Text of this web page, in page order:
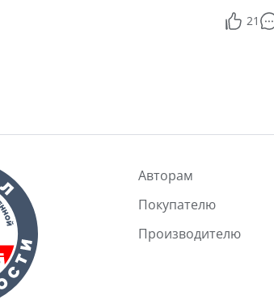
21
Авторам
Покупателю
Производителю